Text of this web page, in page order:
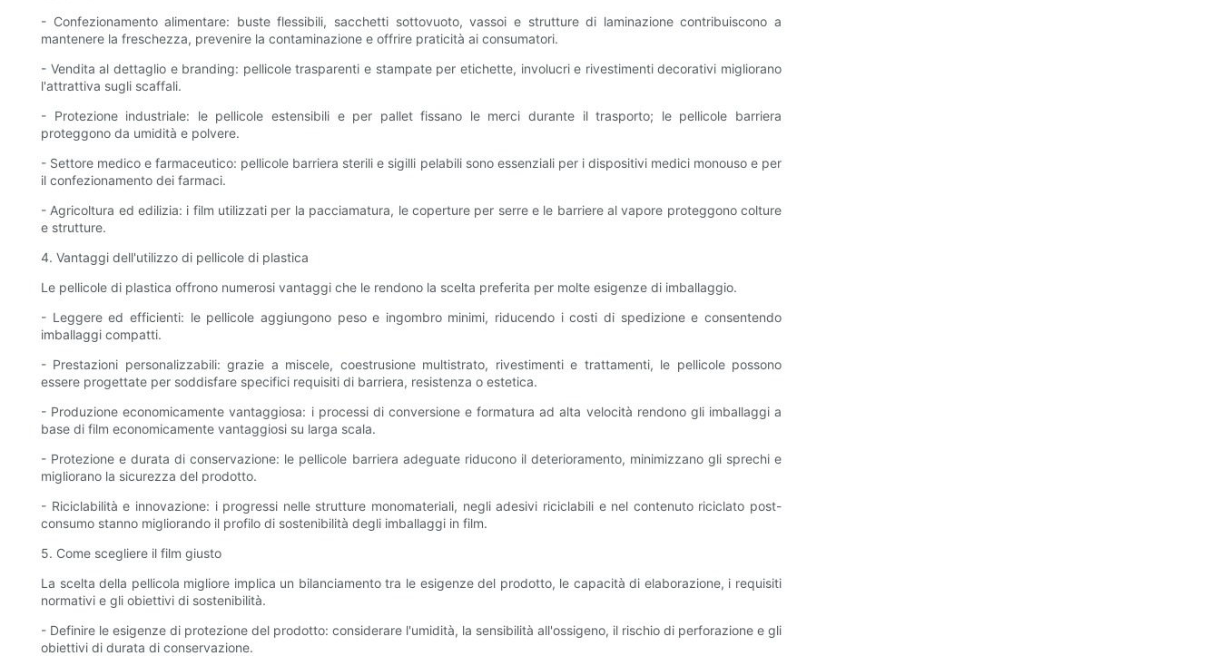
- Confezionamento alimentare: buste flessibili, sacchetti sottovuoto, vassoi e strutture di laminazione contribuiscono a
mantenere la freschezza, prevenire la contaminazione e offrire praticità ai consumatori.
- Vendita al dettaglio e branding: pellicole trasparenti e stampate per etichette, involucri e rivestimenti decorativi migliorano
l'attrattiva sugli scaffali.
- Protezione industriale: le pellicole estensibili e per pallet fissano le merci durante il trasporto; le pellicole barriera
proteggono da umidità e polvere.
- Settore medico e farmaceutico: pellicole barriera sterili e sigilli pelabili sono essenziali per i dispositivi medici monouso e per
il confezionamento dei farmaci.
- Agricoltura ed edilizia: i film utilizzati per la pacciamatura, le coperture per serre e le barriere al vapore proteggono colture
e strutture.
4. Vantaggi dell'utilizzo di pellicole di plastica
Le pellicole di plastica offrono numerosi vantaggi che le rendono la scelta preferita per molte esigenze di imballaggio.
- Leggere ed efficienti: le pellicole aggiungono peso e ingombro minimi, riducendo i costi di spedizione e consentendo
imballaggi compatti.
- Prestazioni personalizzabili: grazie a miscele, coestrusione multistrato, rivestimenti e trattamenti, le pellicole possono
essere progettate per soddisfare specifici requisiti di barriera, resistenza o estetica.
- Produzione economicamente vantaggiosa: i processi di conversione e formatura ad alta velocità rendono gli imballaggi a
base di film economicamente vantaggiosi su larga scala.
- Protezione e durata di conservazione: le pellicole barriera adeguate riducono il deterioramento, minimizzano gli sprechi e
migliorano la sicurezza del prodotto.
- Riciclabilità e innovazione: i progressi nelle strutture monomateriali, negli adesivi riciclabili e nel contenuto riciclato post-
consumo stanno migliorando il profilo di sostenibilità degli imballaggi in film.
5. Come scegliere il film giusto
La scelta della pellicola migliore implica un bilanciamento tra le esigenze del prodotto, le capacità di elaborazione, i requisiti
normativi e gli obiettivi di sostenibilità.
- Definire le esigenze di protezione del prodotto: considerare l'umidità, la sensibilità all'ossigeno, il rischio di perforazione e gli
obiettivi di durata di conservazione.